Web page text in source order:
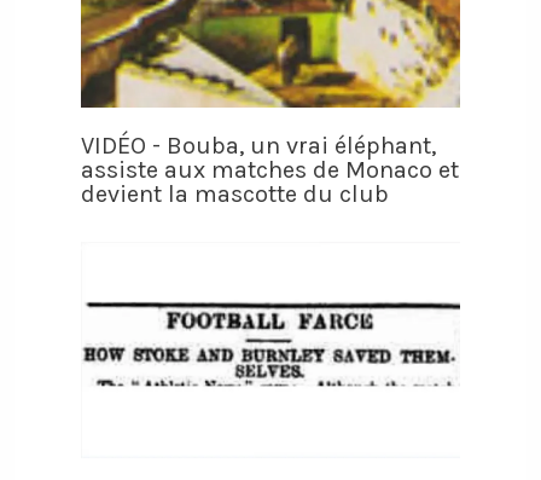
VIDÉO - Bouba, un vrai éléphant,
assiste aux matches de Monaco et
devient la mascotte du club